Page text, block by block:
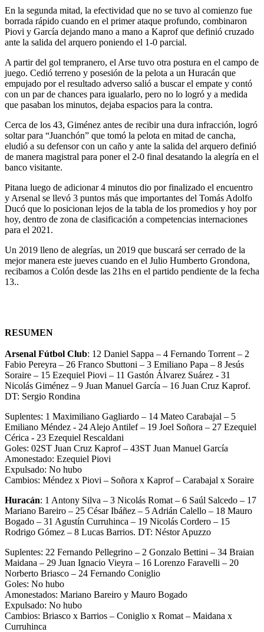
En la segunda mitad, la efectividad que no se tuvo al comienzo fue
borrada rápido cuando en el primer ataque profundo, combinaron
Piovi y García dejando mano a mano a Kaprof que definió cruzado
ante la salida del arquero poniendo el 1-0 parcial.
A partir del gol tempranero, el Arse tuvo otra postura en el campo de
juego. Cedió terreno y posesión de la pelota a un Huracán que
empujado por el resultado adverso salió a buscar el empate y contó
con un par de chances para igualarlo, pero no lo logró y a medida
que pasaban los minutos, dejaba espacios para la contra.
Cerca de los 43, Giménez antes de recibir una dura infracción, logró
soltar para “Juanchón” que tomó la pelota en mitad de cancha,
eludió a su defensor con un caño y ante la salida del arquero definió
de manera magistral para poner el 2-0 final desatando la alegría en el
banco visitante.
Pitana luego de adicionar 4 minutos dio por finalizado el encuentro
y Arsenal se llevó 3 puntos más que importantes del Tomás Adolfo
Ducó que lo posicionan lejos de la tabla de los promedios y hoy por
hoy, dentro de zona de clasificación a competencias internaciones
para el 2021.
Un 2019 lleno de alegrías, un 2019 que buscará ser cerrado de la
mejor manera este jueves cuando en el Julio Humberto Grondona,
recibamos a Colón desde las 21hs en el partido pendiente de la fecha
13..
RESUMEN
Arsenal Fútbol Club: 12 Daniel Sappa – 4 Fernando Torrent – 2
Fabio Pereyra – 26 Franco Sbuttoni – 3 Emiliano Papa – 8 Jesús
Soraire – 15 Ezequiel Piovi – 11 Gastón Álvarez Suárez - 31
Nicolás Giménez – 9 Juan Manuel García – 16 Juan Cruz Kaprof.
DT: Sergio Rondina
Suplentes: 1 Maximiliano Gagliardo – 14 Mateo Carabajal – 5
Emiliano Méndez - 24 Alejo Antilef – 19 Joel Soñora – 27 Ezequiel
Cérica - 23 Ezequiel Rescaldani
Goles: 02ST Juan Cruz Kaprof – 43ST Juan Manuel García
Amonestado: Ezequiel Piovi
Expulsado: No hubo
Cambios: Méndez x Piovi – Soñora x Kaprof – Carabajal x Soraire
Huracán: 1 Antony Silva – 3 Nicolás Romat – 6 Saúl Salcedo – 17
Mariano Bareiro – 25 César Ibáñez – 5 Adrián Calello – 18 Mauro
Bogado – 31 Agustín Curruhinca – 19 Nicolás Cordero – 15
Rodrigo Gómez – 8 Lucas Barrios. DT: Néstor Apuzzo
Suplentes: 22 Fernando Pellegrino – 2 Gonzalo Bettini – 34 Braian
Maidana – 29 Juan Ignacio Vieyra – 16 Lorenzo Faravelli – 20
Norberto Briasco – 24 Fernando Coniglio
Goles: No hubo
Amonestados: Mariano Bareiro y Mauro Bogado
Expulsado: No hubo
Cambios: Briasco x Barrios – Coniglio x Romat – Maidana x
Curruhinca